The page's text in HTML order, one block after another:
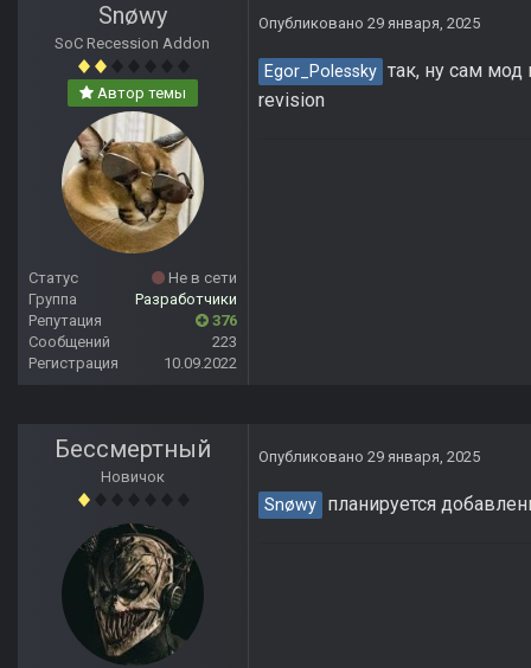
Snøwy
SoC Recession Addon
Автор темы
Статус
Не в сети
Группа
Разработчики
Репутация
376
Сообщений
223
Регистрация
10.09.2022
Опубликовано 29 января, 2025
Egor_Polessky так, ну сам мод
revision
Бессмертный
Новичок
Опубликовано 29 января, 2025
Snøwy планируется